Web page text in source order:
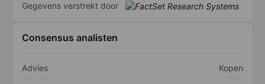
Gegevens verstrekt door
Consensus analisten
Advies Kopen